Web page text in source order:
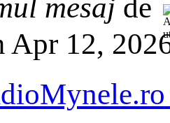
mesaj de
Apr 12,